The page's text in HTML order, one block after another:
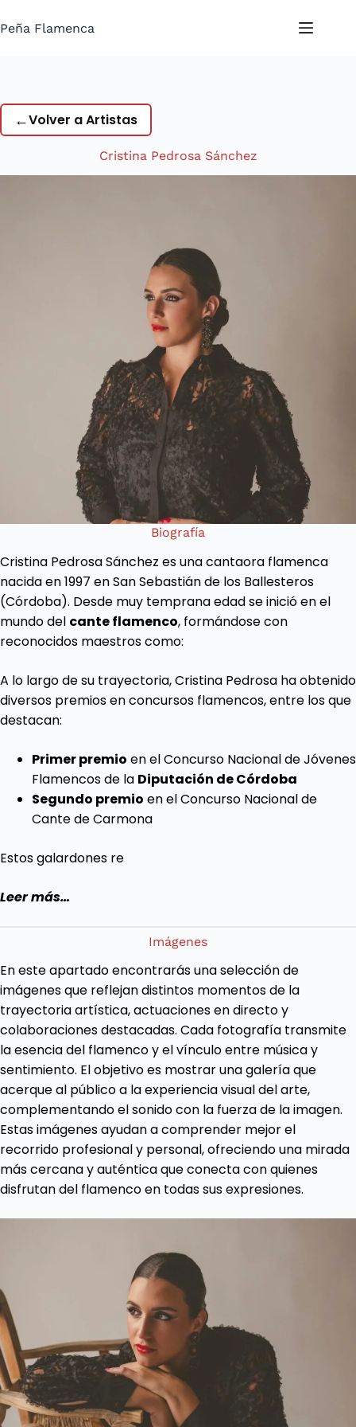
al
Peña Flamenca
←Volver a Artistas
Cristina Pedrosa Sánchez
Biografía
Cristina Pedrosa Sánchez es una cantaora flamenca
nacida en 1997 en San Sebastián de los Ballesteros
(Córdoba). Desde muy temprana edad se inició en el
mundo del cante flamenco, formándose con
reconocidos maestros como:
A lo largo de su trayectoria, Cristina Pedrosa ha obtenido
diversos premios en concursos flamencos, entre los que
destacan:
Primer premio en elConcurso Nacional de Jóvenes
Flamencosde la Diputación de Córdoba
Segundo premio en elConcurso Nacional de
Cante de Carmona
Estos galardones re
Leer más…
Imágenes
En este apartado encontrarás una selección de
imágenes que reflejan distintos momentos de la
trayectoria artística, actuaciones en directo y
colaboraciones destacadas. Cada fotografía transmite
la esencia del flamenco y el vínculo entre música y
sentimiento. El objetivo es mostrar una galería que
acerque al público a la experiencia visual del arte,
complementando el sonido con la fuerza de la imagen.
Estas imágenes ayudan a comprender mejor el
recorrido profesional y personal, ofreciendo una mirada
más cercana y auténtica que conecta con quienes
disfrutan del flamenco en todas sus expresiones.